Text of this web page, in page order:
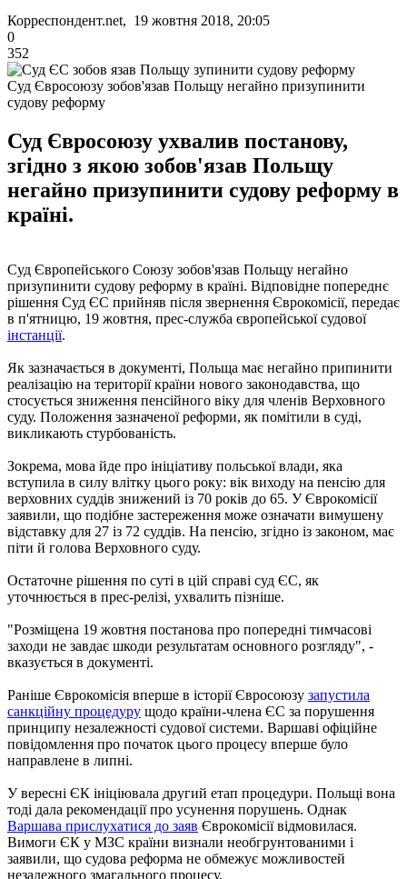
Корреспондент.net, 19 жовтня 2018, 20:05
0
352
Суд Євросоюзу зобов'язав Польщу негайно призупинити
судову реформу
Суд Євросоюзу ухвалив постанову,
згідно з якою зобов'язав Польщу
негайно призупинити судову реформу в
країні.
Суд Європейського Союзу зобов'язав Польщу негайно
призупинити судову реформу в країні. Відповідне попереднє
рішення Суд ЄС прийняв після звернення Єврокомісії, передає
в п'ятницю, 19 жовтня, прес-служба європейської судової
інстанції.
Як зазначається в документі, Польща має негайно припинити
реалізацію на території країни нового законодавства, що
стосується зниження пенсійного віку для членів Верховного
суду. Положення зазначеної реформи, як помітили в суді,
викликають стурбованість.
Зокрема, мова йде про ініціативу польської влади, яка
вступила в силу влітку цього року: вік виходу на пенсію для
верховних суддів знижений із 70 років до 65. У Єврокомісії
заявили, що подібне застереження може означати вимушену
відставку для 27 із 72 суддів. На пенсію, згідно із законом, має
піти й голова Верховного суду.
Остаточне рішення по суті в цій справі суд ЄС, як
уточнюється в прес-релізі, ухвалить пізніше.
"Розміщена 19 жовтня постанова про попередні тимчасові
заходи не завдає шкоди результатам основного розгляду", -
вказується в документі.
Раніше Єврокомісія вперше в історії Євросоюзу запустила
санкційну процедуру щодо країни-члена ЄС за порушення
принципу незалежності судової системи. Варшаві офіційне
повідомлення про початок цього процесу вперше було
направлене в липні.
У вересні ЄК ініціювала другий етап процедури. Польщі вона
тоді дала рекомендації про усунення порушень. Однак
Варшава прислухатися до заяв Єврокомісії відмовилася.
Вимоги ЄК у МЗС країни визнали необгрунтованими і
заявили, що судова реформа не обмежує можливостей
незалежного змагального процесу.